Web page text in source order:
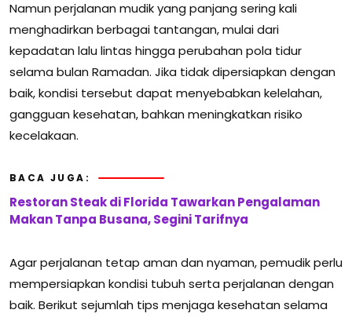
Namun perjalanan mudik yang panjang sering kali
menghadirkan berbagai tantangan, mulai dari
kepadatan lalu lintas hingga perubahan pola tidur
selama bulan Ramadan. Jika tidak dipersiapkan dengan
baik, kondisi tersebut dapat menyebabkan kelelahan,
gangguan kesehatan, bahkan meningkatkan risiko
kecelakaan.
BACA JUGA:
Restoran Steak di Florida Tawarkan Pengalaman
Makan Tanpa Busana, Segini Tarifnya
Agar perjalanan tetap aman dan nyaman, pemudik perlu
mempersiapkan kondisi tubuh serta perjalanan dengan
baik. Berikut sejumlah tips menjaga kesehatan selama